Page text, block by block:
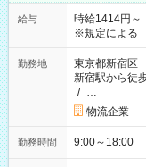
給与
時給1414円
※規定による
勤務地
東京都新宿区
新宿駅から徒
/ …
物流企業
勤務時間 9:00～18:00